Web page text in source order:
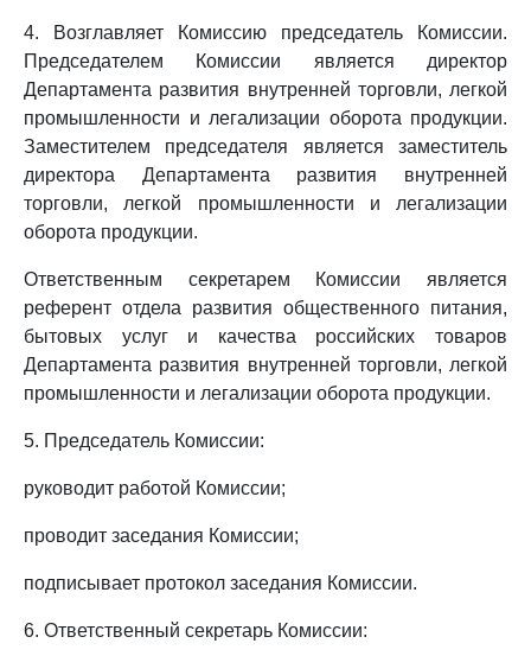
4. Возглавляет Комиссию председатель Комиссии.
Председателем Комиссии является директор
Департамента развития внутренней торговли, легкой
промышленности и легализации оборота продукции.
Заместителем председателя является заместитель
директора Департамента развития внутренней
торговли, легкой промышленности и легализации
оборота продукции.
Ответственным секретарем Комиссии является
референт отдела развития общественного питания,
бытовых услуг и качества российских товаров
Департамента развития внутренней торговли, легкой
промышленности и легализации оборота продукции.
5. Председатель Комиссии:
руководит работой Комиссии;
проводит заседания Комиссии;
подписывает протокол заседания Комиссии.
6. Ответственный секретарь Комиссии: